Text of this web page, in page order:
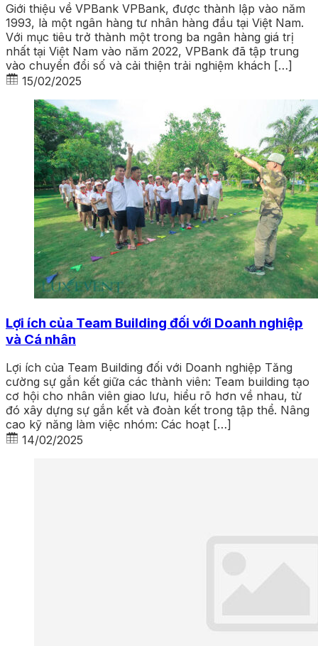
Giới thiệu về VPBank VPBank, được thành lập vào năm
1993, là một ngân hàng tư nhân hàng đầu tại Việt Nam.
Với mục tiêu trở thành một trong ba ngân hàng giá trị
nhất tại Việt Nam vào năm 2022, VPBank đã tập trung
vào chuyển đổi số và cải thiện trải nghiệm khách […]
15/02/2025
Lợi ích của Team Building đối với Doanh nghiệp
và Cá nhân
Lợi ích của Team Building đối với Doanh nghiệp Tăng
cường sự gắn kết giữa các thành viên: Team building tạo
cơ hội cho nhân viên giao lưu, hiểu rõ hơn về nhau, từ
đó xây dựng sự gắn kết và đoàn kết trong tập thể. Nâng
cao kỹ năng làm việc nhóm: Các hoạt […]
14/02/2025